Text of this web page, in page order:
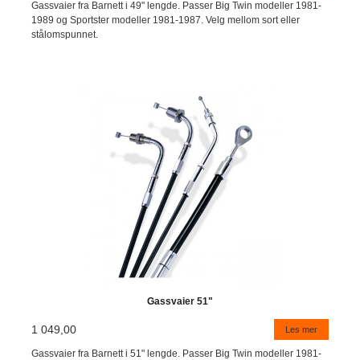
Gassvaier fra Barnett i 49" lengde. Passer Big Twin modeller 1981-
1989 og Sportster modeller 1981-1987. Velg mellom sort eller
stålomspunnet.
Gassvaier 51"
1 049,00 Les mer
Gassvaier fra Barnett i 51" lengde. Passer Big Twin modeller 1981-